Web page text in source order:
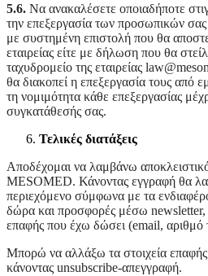
5.6. Να ανακαλέσετε οποιαδήποτε
την επεξεργασία των προσωπικών
με συστημένη επιστολή που θα
εταιρείας είτε με δήλωση που θα
ταχυδρομείο της εταιρείας
θα διακοπεί η επεξεργασία τους από
τη νομιμότητα κάθε επεξεργασίας
συγκατάθεσής σας.
Τελικές διατάξεις
Αποδέχομαι να λαμβάνω
MESOMED. Κάνοντας εγγραφή θα
περιεχόμενο σύμφωνα με τα
δώρα και προσφορές μέσω newsletter,
επαφής που έχω δώσει (email, αριθμό
Μπορώ να αλλάξω τα στοιχεία
κάνοντας unsubscribe-απεγγραφή.